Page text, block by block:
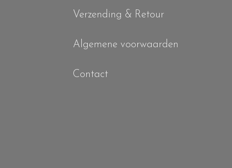
Verzending & Retour
Algemene voorwaarden
Contact